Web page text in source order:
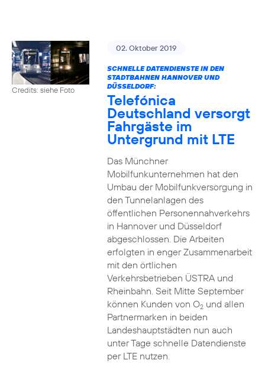
Credits: siehe Foto
02. Oktober 2019
SCHNELLE DATENDIENSTE IN DEN
STADTBAHNEN HANNOVER UND
DÜSSELDORF:
Telefónica
Deutschland versorgt
Fahrgäste im
Untergrund mit LTE
Das Münchner
Mobilfunkunternehmen hat den
Umbau der Mobilfunkversorgung in
den Tunnelanlagen des
öffentlichen Personennahverkehrs
in Hannover und Düsseldorf
abgeschlossen. Die Arbeiten
erfolgten in enger Zusammenarbeit
mit den örtlichen
Verkehrsbetrieben ÜSTRA und
Rheinbahn. Seit Mitte September
können Kunden von O2und allen
Partnermarken in beiden
Landeshauptstädten nun auch
unter Tage schnelle Datendienste
per LTE nutzen.